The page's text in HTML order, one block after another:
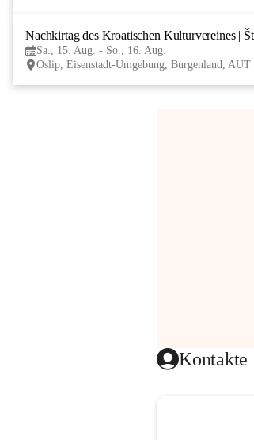
Nachkirtag des Kroatischen Kulturvereines |
Sa., 15. Aug. - So., 16. Aug.
Oslip, Eisenstadt-Umgebung, Burgenland, AUT
Kontakte